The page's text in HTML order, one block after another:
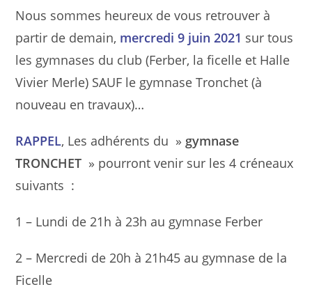
Nous sommes heureux de vous retrouver à
partir de demain, mercredi 9 juin 2021 sur tous
les gymnases du club (Ferber, la ficelle et Halle
Vivier Merle) SAUF le gymnase Tronchet (à
nouveau en travaux)…
RAPPEL, Les adhérents du » gymnase
TRONCHET » pourront venir sur les 4 créneaux
suivants :
1 – Lundi de 21h à 23h au gymnase Ferber
2 – Mercredi de 20h à 21h45 au gymnase de la
Ficelle